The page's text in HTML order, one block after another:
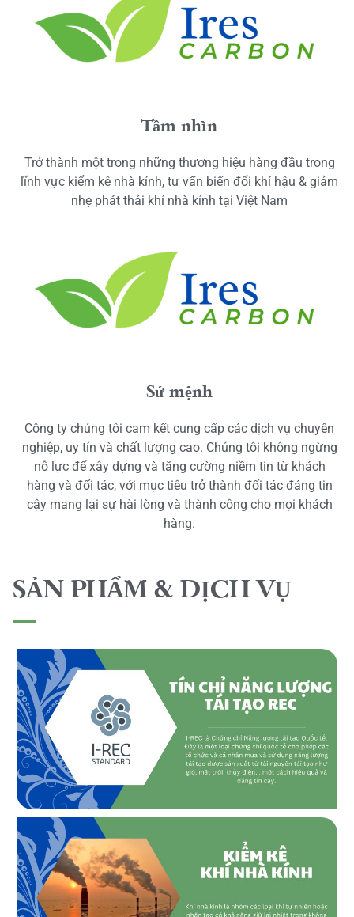
Tầm nhìn
Trở thành một trong những thương hiệu hàng đầu trong
lĩnh vực kiểm kê nhà kính, tư vấn biến đổi khí hậu & giảm
nhẹ phát thải khí nhà kính tại Việt Nam
Sứ mệnh
Công ty chúng tôi cam kết cung cấp các dịch vụ chuyên
nghiệp, uy tín và chất lượng cao. Chúng tôi không ngừng
nỗ lực để xây dựng và tăng cường niềm tin từ khách
hàng và đối tác, với mục tiêu trở thành đối tác đáng tin
cậy mang lại sự hài lòng và thành công cho mọi khách
hàng.
SẢN PHẨM & DỊCH VỤ